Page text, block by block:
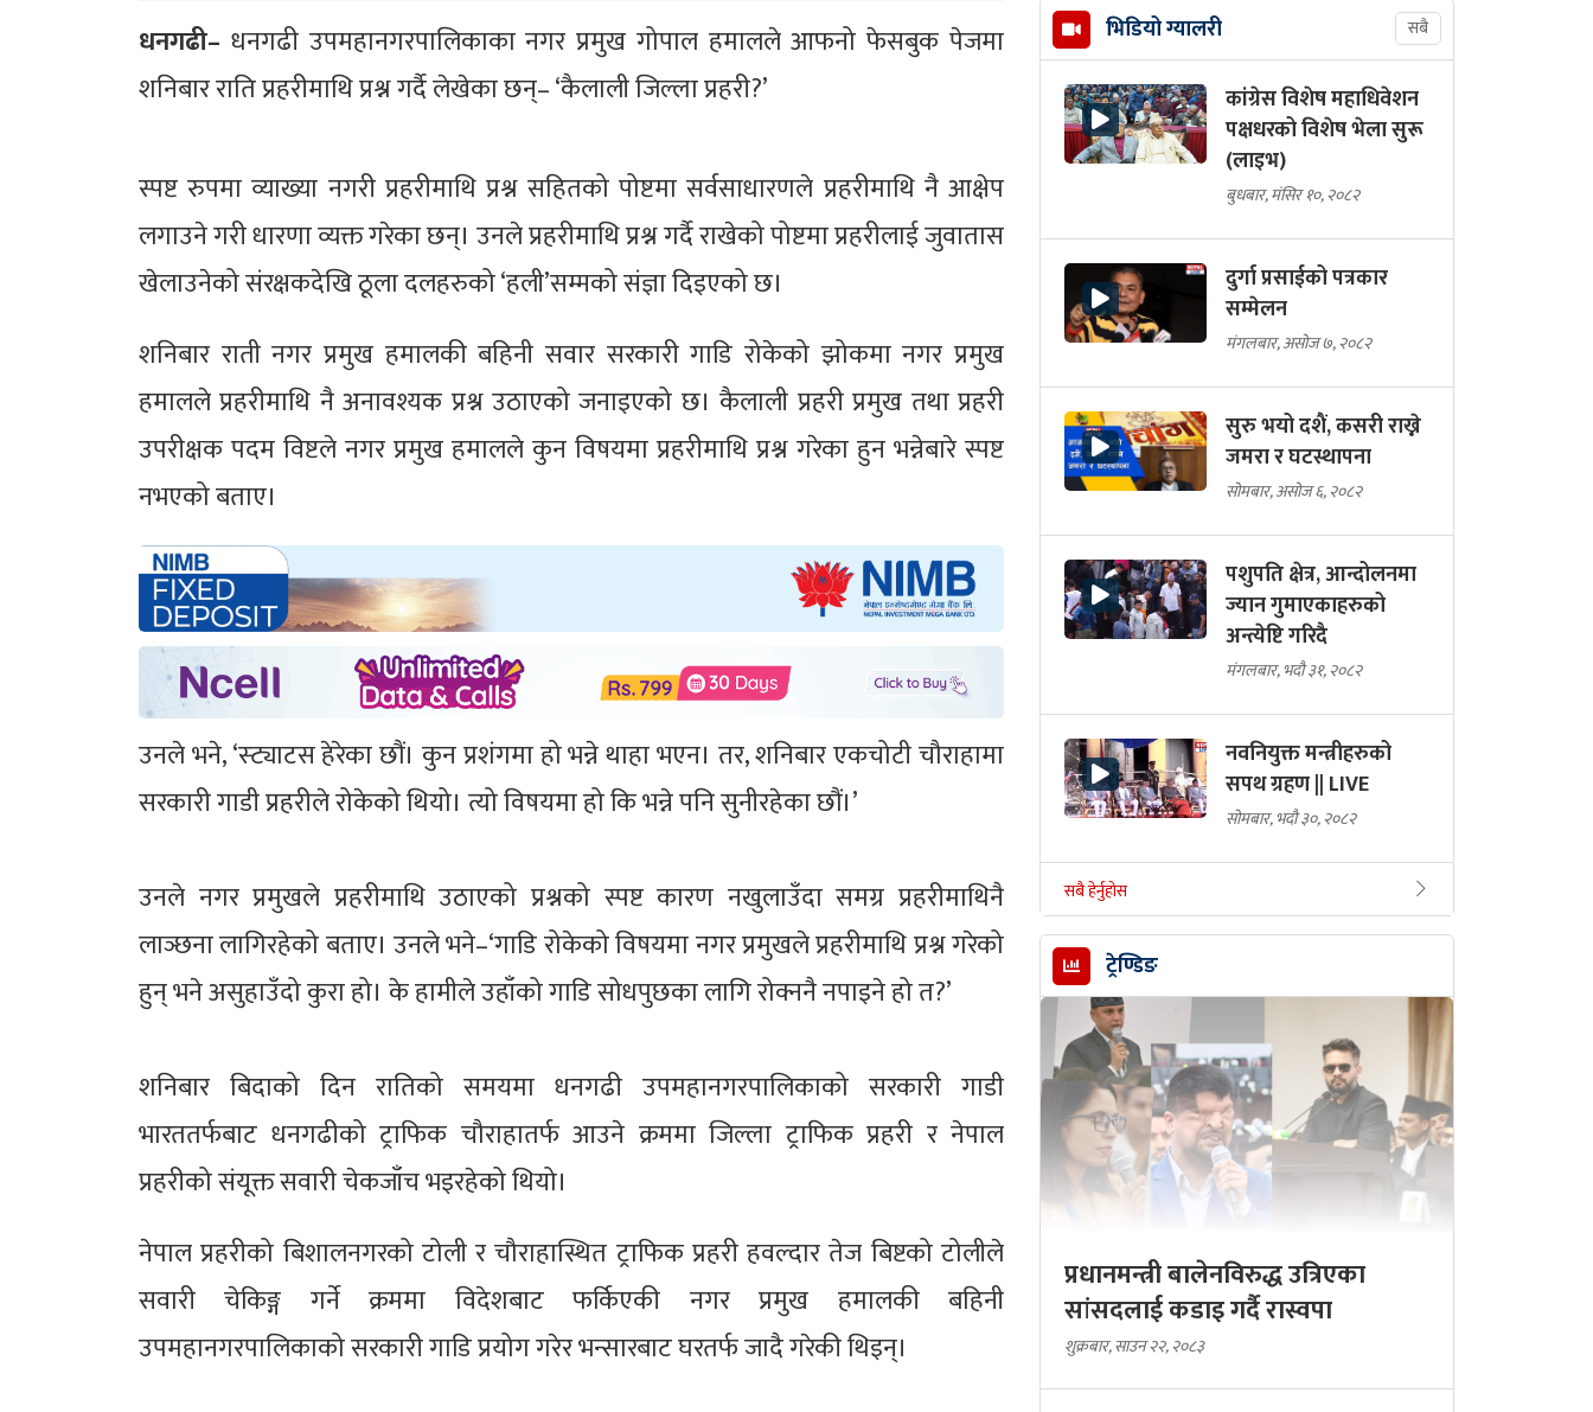
धनगढी– धनगढी उपमहानगरपालिकाका नगर प्रमुख गोपाल हमालले आफनो फेसबुक पेजमा
शनिबार राति प्रहरीमाथि प्रश्न गर्दै लेखेका छन्– ‘कैलाली जिल्ला प्रहरी?’
स्पष्ट रुपमा व्याख्या नगरी प्रहरीमाथि प्रश्न सहितको पोष्टमा सर्वसाधारणले प्रहरीमाथि नै आक्षेप
लगाउने गरी धारणा व्यक्त गरेका छन्। उनले प्रहरीमाथि प्रश्न गर्दै राखेको पोष्टमा प्रहरीलाई जुवातास
खेलाउनेको संरक्षकदेखि ठूला दलहरुको ‘हली’सम्मको संज्ञा दिइएको छ।
शनिबार राती नगर प्रमुख हमालकी बहिनी सवार सरकारी गाडि रोकेको झोकमा नगर प्रमुख
हमालले प्रहरीमाथि नै अनावश्यक प्रश्न उठाएको जनाइएको छ। कैलाली प्रहरी प्रमुख तथा प्रहरी
उपरीक्षक पदम विष्टले नगर प्रमुख हमालले कुन विषयमा प्रहरीमाथि प्रश्न गरेका हुन भन्नेबारे स्पष्ट
नभएको बताए।
उनले भने, ‘स्ट्याटस हेरेका छौं। कुन प्रशंगमा हो भन्ने थाहा भएन। तर, शनिबार एकचोटी चौराहामा
सरकारी गाडी प्रहरीले रोकेको थियो। त्यो विषयमा हो कि भन्ने पनि सुनीरहेका छौं।’
उनले नगर प्रमुखले प्रहरीमाथि उठाएको प्रश्नको स्पष्ट कारण नखुलाउँदा समग्र प्रहरीमाथिनै
लाञ्छना लागिरहेको बताए। उनले भने–‘गाडि रोकेको विषयमा नगर प्रमुखले प्रहरीमाथि प्रश्न गरेको
हुन् भने असुहाउँदो कुरा हो। के हामीले उहाँको गाडि सोधपुछका लागि रोक्ननै नपाइने हो त?’
शनिबार बिदाको दिन रातिको समयमा धनगढी उपमहानगरपालिकाको सरकारी गाडी
भारततर्फबाट धनगढीको ट्राफिक चौराहातर्फ आउने क्रममा जिल्ला ट्राफिक प्रहरी र नेपाल
प्रहरीको संयूक्त सवारी चेकजाँच भइरहेको थियो।
नेपाल प्रहरीको बिशालनगरको टोली र चौराहास्थित ट्राफिक प्रहरी हवल्दार तेज बिष्टको टोलीले
सवारी चेकिङ्ग गर्ने क्रममा विदेशबाट फर्किएकी नगर प्रमुख हमालकी बहिनी
उपमहानगरपालिकाको सरकारी गाडि प्रयोग गरेर भन्सारबाट घरतर्फ जादै गरेकी थिइन्।
भिडियो ग्यालरी सबै
कांग्रेस विशेष महाधिवेशन
पक्षधरको विशेष भेला सुरू
(लाइभ)
बुधबार, मंसिर १०, २०८२
दुर्गा प्रसाईको पत्रकार
सम्मेलन
मंगलबार, असोज ७, २०८२
सुरु भयो दशैं, कसरी राख्ने
जमरा र घटस्थापना
सोमबार, असोज ६, २०८२
पशुपति क्षेत्र, आन्दोलनमा
ज्यान गुमाएकाहरुको
अन्त्येष्टि गरिदै
मंगलबार, भदौ ३१, २०८२
नवनियुक्त मन्त्रीहरुको
सपथ ग्रहण || LIVE
सोमबार, भदौ ३०, २०८२
सबै हेर्नुहोस
ट्रेण्डिङ
प्रधानमन्त्री बालेनविरुद्ध उत्रिएका
सांसदलाई कडाइ गर्दै रास्वपा
शुक्रबार, साउन २२, २०८३